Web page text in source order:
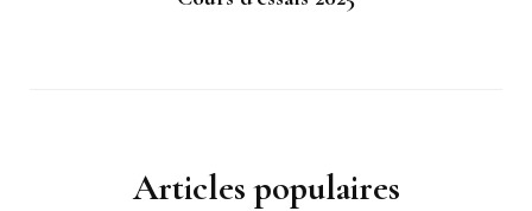
Articles populaires